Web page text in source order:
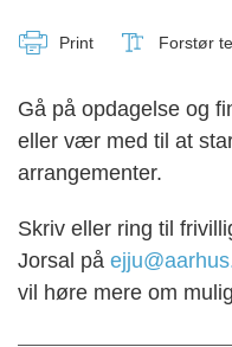
Print Forstør
Gå på opdagelse og
eller vær med til at
arrangementer.
Skriv eller ring til
Jorsal på
vil høre mere om